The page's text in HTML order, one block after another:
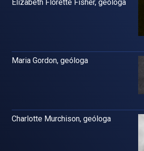
Elizabeth Florette Fisher, geóloga
Maria Gordon, geóloga
Charlotte Murchison, geóloga